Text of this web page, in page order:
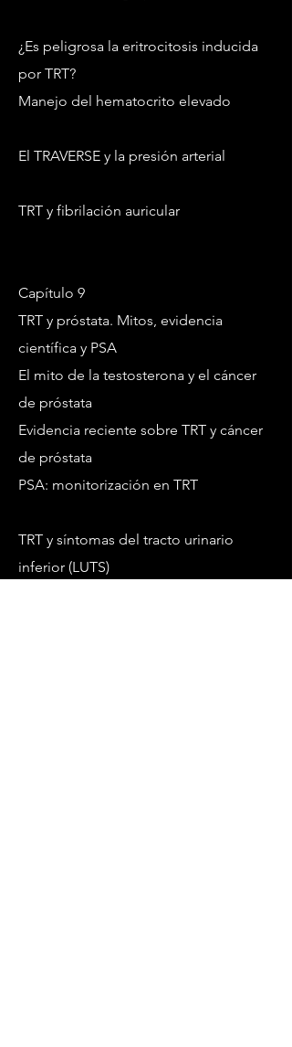
¿Es peligrosa la eritrocitosis inducida
por TRT?
Manejo del hematocrito elevado
El TRAVERSE y la presión arterial
TRT y fibrilación auricular
Capítulo 9
TRT y próstata. Mitos, evidencia
científica y PSA
El mito de la testosterona y el cáncer
de próstata
Evidencia reciente sobre TRT y cáncer
de próstata
PSA: monitorización en TRT
TRT y síntomas del tracto urinario
inferior (LUTS)